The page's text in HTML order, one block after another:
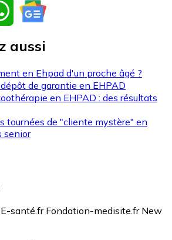
WhatsApp
aussi
en Ehpad d'un proche âgé ?
de garantie en EHPAD
en EHPAD : des résultats
tournées de "cliente mystère" en
senior
E-santé.fr Fondation-medisite.fr New